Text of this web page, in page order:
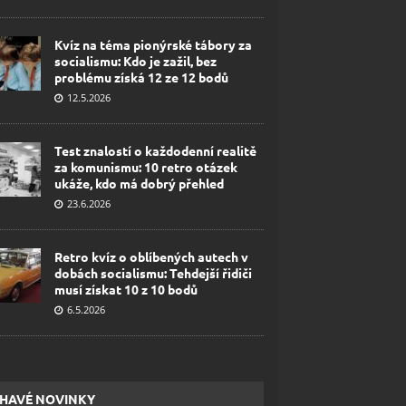
Kvíz na téma pionýrské tábory za
socialismu: Kdo je zažil, bez
problému získá 12 ze 12 bodů
12.5.2026
Test znalostí o každodenní realitě
za komunismu: 10 retro otázek
ukáže, kdo má dobrý přehled
23.6.2026
Retro kvíz o oblíbených autech v
dobách socialismu: Tehdejší řidiči
musí získat 10 z 10 bodů
6.5.2026
NOVINKY